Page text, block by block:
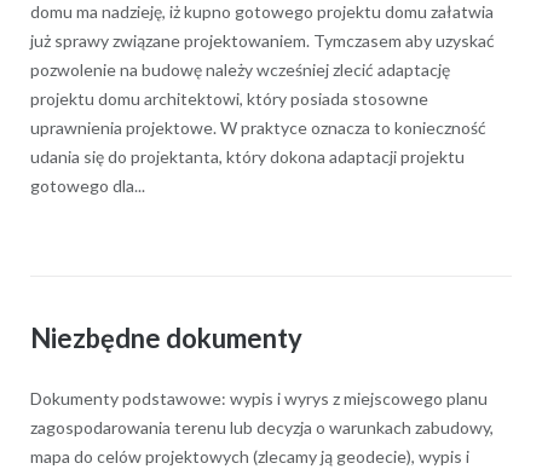
domu ma nadzieję, iż kupno gotowego projektu domu załatwia
już sprawy związane projektowaniem. Tymczasem aby uzyskać
pozwolenie na budowę należy wcześniej zlecić adaptację
projektu domu architektowi, który posiada stosowne
uprawnienia projektowe. W praktyce oznacza to konieczność
udania się do projektanta, który dokona adaptacji projektu
gotowego dla...
Niezbędne dokumenty
Dokumenty podstawowe: wypis i wyrys z miejscowego planu
zagospodarowania terenu lub decyzja o warunkach zabudowy,
mapa do celów projektowych (zlecamy ją geodecie), wypis i